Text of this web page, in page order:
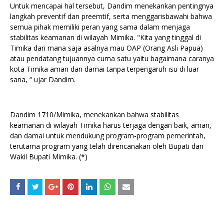
Untuk mencapai hal tersebut, Dandim menekankan pentingnya
langkah preventif dan preemtif, serta menggarisbawahi bahwa
semua pihak memiliki peran yang sama dalam menjaga
stabilitas keamanan di wilayah Mimika. "Kita yang tinggal di
Timika dari mana saja asalnya mau OAP (Orang Asli Papua)
atau pendatang tujuannya cuma satu yaitu bagaimana caranya
kota Timika aman dan damai tanpa terpengaruh isu di luar
sana, “ ujar Dandim.
Dandim 1710/Mimika, menekankan bahwa stabilitas
keamanan di wilayah Timika harus terjaga dengan baik, aman,
dan damai untuk mendukung program-program pemerintah,
terutama program yang telah direncanakan oleh Bupati dan
Wakil Bupati Mimika. (*)